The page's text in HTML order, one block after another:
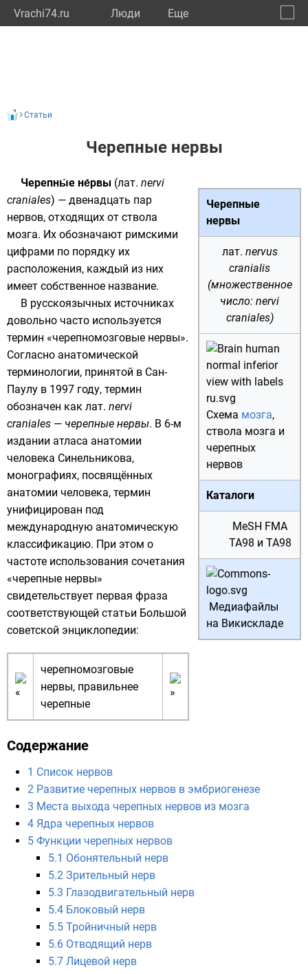
Vrachi74.ru Люди Eще
Статьи
Черепные нервы
Черепные
нервы
лат. nervus
cranialis
(множественное
число: nervi
craniales)
Схема мозга,
ствола мозга и
черепных
нервов
Каталоги
MeSH FMA
TA98 и TA98
Медиафайлы
на Викискладе
Черепны́е не́рвы (лат. nervi
craniales) — двенадцать пар
нервов, отходящих от ствола
мозга. Их обозначают римскими
цифрами по порядку их
расположения, каждый из них
имеет собственное название.
В русскоязычных источниках
довольно часто используется
термин «черепномозговые нервы».
Согласно анатомической
терминологии, принятой в Сан-
Паулу в 1997 году, термин
обозначен как лат. nervi
craniales — черепные нервы. В 6-м
издании атласа анатомии
человека Синельникова,
монографиях, посвящённых
анатомии человека, термин
унифицирован под
международную анатомическую
классификацию. При этом о
частоте использования сочетания
«черепные нервы»
свидетельствует первая фраза
соответствующей статьи Большой
советской энциклопедии:
черепномозговые
нервы, правильнее
черепные
Содержание
1 Список нервов
2 Развитие черепных нервов в эмбриогенезе
3 Места выхода черепных нервов из мозга
4 Ядра черепных нервов
5 Функции черепных нервов
5.1 Обонятельный нерв
5.2 Зрительный нерв
5.3 Глазодвигательный нерв
5.4 Блоковый нерв
5.5 Тройничный нерв
5.6 Отводящий нерв
5.7 Лицевой нерв